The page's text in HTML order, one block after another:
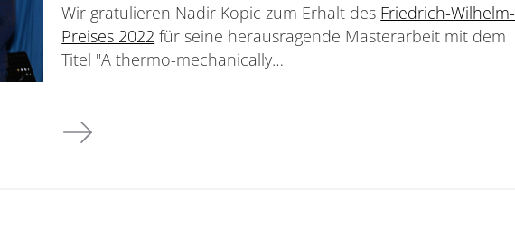
Wir gratulieren Nadir Kopic zum Erhalt des Friedrich-Wilhelm-
Preises 2022 für seine herausragende Masterarbeit mit dem
Titel "A thermo-mechanically…
Friedrich-Wilhelm-Preis für Nadir Kopic